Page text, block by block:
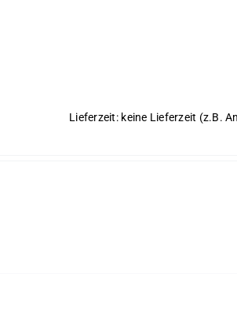
Lieferzeit: keine Lieferzeit (z.B.